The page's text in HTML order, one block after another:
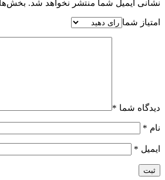
نشانی ایمیل شما منتشر نخواهد شد.
امتیاز شما
دیدگاه شما *
نام *
ایمیل *